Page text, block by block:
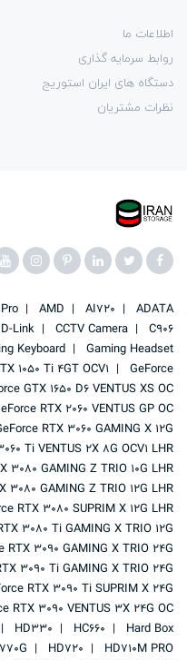
اطلاعات ما
روابط سرمایه گذاری
دستگاه های ایران استوریج
نظرات مشتریان
ADATA
AI720
AMD
C906
CCTV Camera
D-Link
Gaming Headset
Keyboard
GeForce
1050 Ti 4GT OCV1
GTX 1650 D6 VENTUS XS OC
RTX 2060 VENTUS GP OC
RTX 3060 GAMING X 12G
Ti VENTUS 2X 8G OCV1 LHR
3080 GAMING Z TRIO 10G LHR
3080 GAMING Z TRIO 12G LHR
RTX 3080 SUPRIM X 12G LHR
3080 Ti GAMING X TRIO 12G
RTX 3090 GAMING X TRIO 24G
3090 Ti GAMING X TRIO 24G
RTX 3090 Ti SUPRIM X 24G
RTX 3090 VENTUS 3X 24G OC
Hard Box
HC660
HD330
HD710M PRO
HD720